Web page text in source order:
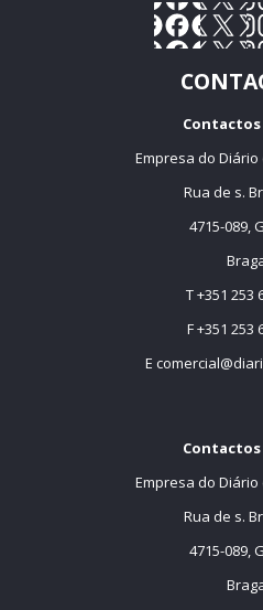
Contactos
Empresa do Diário
Rua de s.
4715-089,
T +351 253
F +351 253
E
Contactos
Empresa do Diário
Rua de s.
4715-089,